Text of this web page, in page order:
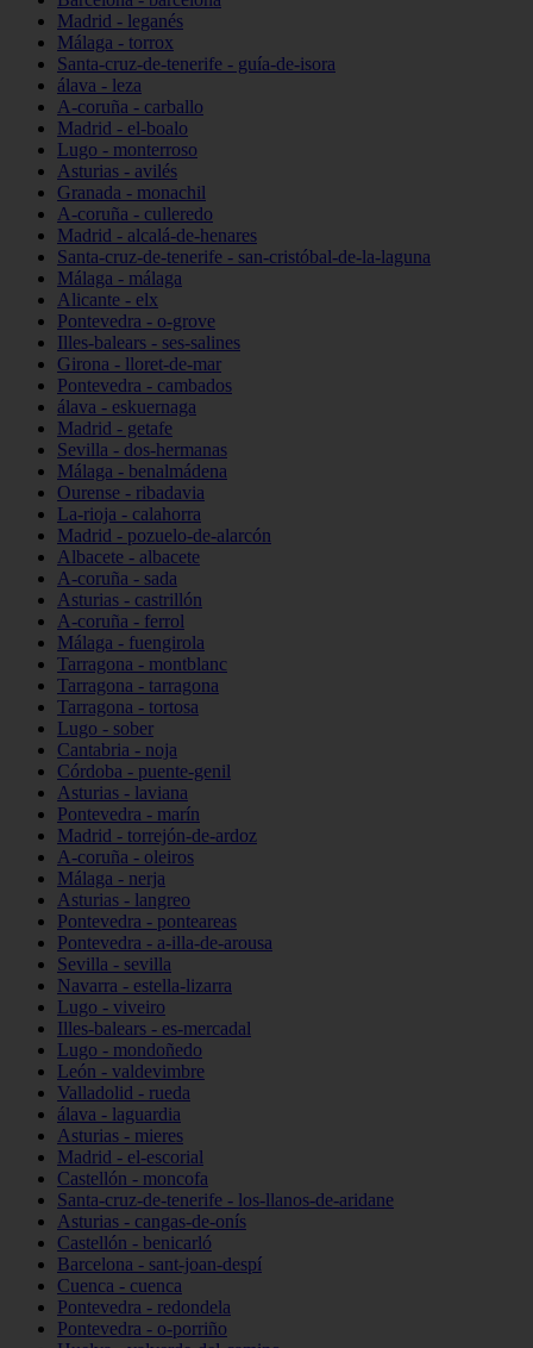
Madrid - leganés
Málaga - torrox
Santa-cruz-de-tenerife - guía-de-isora
álava - leza
A-coruña - carballo
Madrid - el-boalo
Lugo - monterroso
Asturias - avilés
Granada - monachil
A-coruña - culleredo
Madrid - alcalá-de-henares
Santa-cruz-de-tenerife - san-cristóbal-de-la-laguna
Málaga - málaga
Alicante - elx
Pontevedra - o-grove
Illes-balears - ses-salines
Girona - lloret-de-mar
Pontevedra - cambados
álava - eskuernaga
Madrid - getafe
Sevilla - dos-hermanas
Málaga - benalmádena
Ourense - ribadavia
La-rioja - calahorra
Madrid - pozuelo-de-alarcón
Albacete - albacete
A-coruña - sada
Asturias - castrillón
A-coruña - ferrol
Málaga - fuengirola
Tarragona - montblanc
Tarragona - tarragona
Tarragona - tortosa
Lugo - sober
Cantabria - noja
Córdoba - puente-genil
Asturias - laviana
Pontevedra - marín
Madrid - torrejón-de-ardoz
A-coruña - oleiros
Málaga - nerja
Asturias - langreo
Pontevedra - ponteareas
Pontevedra - a-illa-de-arousa
Sevilla - sevilla
Navarra - estella-lizarra
Lugo - viveiro
Illes-balears - es-mercadal
Lugo - mondoñedo
León - valdevimbre
Valladolid - rueda
álava - laguardia
Asturias - mieres
Madrid - el-escorial
Castellón - moncofa
Santa-cruz-de-tenerife - los-llanos-de-aridane
Asturias - cangas-de-onís
Castellón - benicarló
Barcelona - sant-joan-despí
Cuenca - cuenca
Pontevedra - redondela
Pontevedra - o-porriño